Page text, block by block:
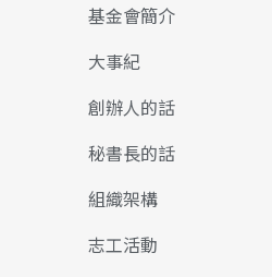
基金會簡介
大事紀
創辦人的話
秘書長的話
組織架構
志工活動